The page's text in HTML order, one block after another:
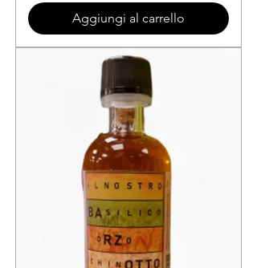
Aggiungi al carrello